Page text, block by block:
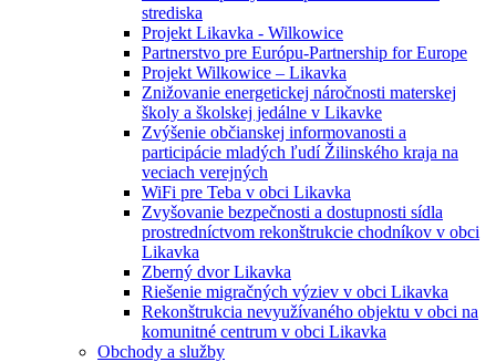
strediska
Projekt Likavka - Wilkowice
Partnerstvo pre Európu-Partnership for Europe
Projekt Wilkowice – Likavka
Znižovanie energetickej náročnosti materskej
školy a školskej jedálne v Likavke
Zvýšenie občianskej informovanosti a
participácie mladých ľudí Žilinského kraja na
veciach verejných
WiFi pre Teba v obci Likavka
Zvyšovanie bezpečnosti a dostupnosti sídla
prostredníctvom rekonštrukcie chodníkov v obci
Likavka
Zberný dvor Likavka
Riešenie migračných výziev v obci Likavka
Rekonštrukcia nevyužívaného objektu v obci na
komunitné centrum v obci Likavka
Obchody a služby